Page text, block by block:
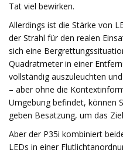
Tat viel bewirken.
Allerdings ist die Stärke von
der Strahl für den realen
sich eine
Quadratmeter in einer
vollständig auszuleuchten
– aber ohne die
Umgebung befindet, können
geben Besatzung, um das
Aber der P35i kombiniert
LEDs in einer